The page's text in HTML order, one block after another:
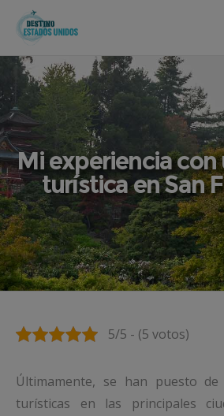
Mi experiencia
turística en San
5/5 - (5 votos)
Últimamente, se han puesto
turísticas en las principales